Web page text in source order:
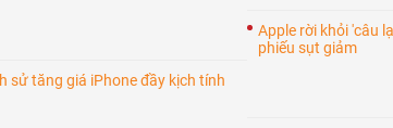
Apple rời khỏi 'câu
phiếu sụt giảm
sử tăng giá iPhone đầy kịch tính